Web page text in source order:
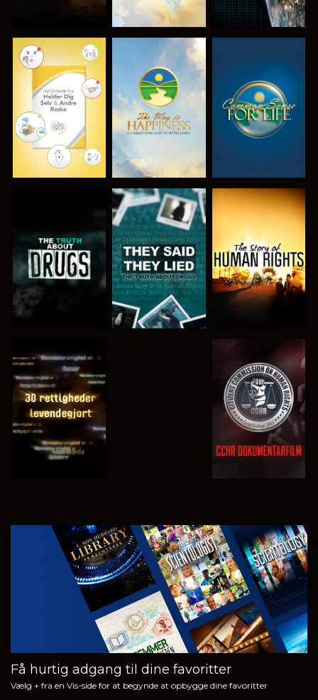
SE SE SE
SE SE
SE SE
SE
UDFORSK
SERIEN
Få hurtig adgang til dine favoritter
Vælg + fra en Vis-side for at begynde at opbygge dine favoritter